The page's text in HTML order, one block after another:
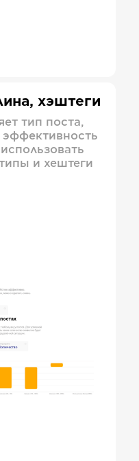
хэштеги
тип поста,
эффективность
и хештеги